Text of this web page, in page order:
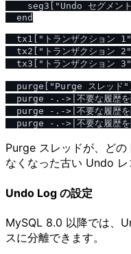
seg3["Undo セグメン
  end
tx1["トランザクション
tx2["トランザクション
tx3["トランザクション
  purge["Purge スレッド"]
purge -.->|不要な履歴
purge -.->|不要な履歴
Purge スレッドが、ど
なくなった古い Undo レ
Undo Log の設定
MySQL 8.0 以降では、
スに分離できます。